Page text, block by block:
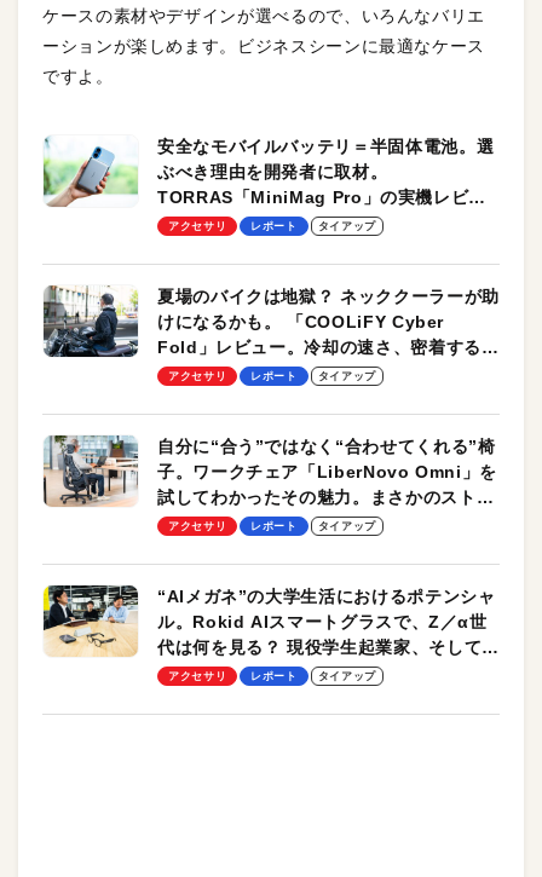
ケースの素材やデザインが選べるので、いろんなバリエ
ーションが楽しめます。ビジネスシーンに最適なケース
ですよ。
安全なモバイルバッテリ＝半固体電池。選
ぶべき理由を開発者に取材。
TORRAS「MiniMag Pro」の実機レビュ
ーも
アクセサリ レポート タイアップ
夏場のバイクは地獄？ ネッククーラーが助
けになるかも。 「COOLiFY Cyber
Fold」レビュー。冷却の速さ、密着する冷
却プレート、シンプルな操作性がグッド！
アクセサリ レポート タイアップ
自分に“合う”ではなく“合わせてくれる”椅
子。ワークチェア「LiberNovo Omni」を
試してわかったその魅力。まさかのストレ
ッチ機能も搭載
アクセサリ レポート タイアップ
“AIメガネ”の大学生活におけるポテンシャ
ル。Rokid AIスマートグラスで、Z／α世
代は何を見る？ 現役学生起業家、そして教
授による体験会レポート【PR】
アクセサリ レポート タイアップ